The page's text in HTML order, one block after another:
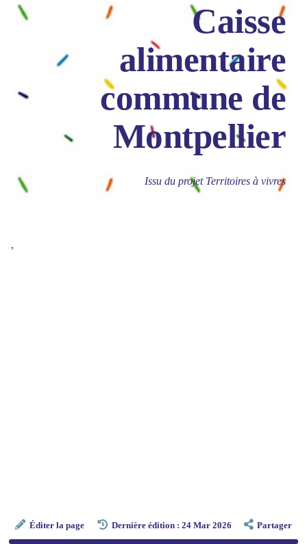
Caisse
alimentaire
commune de
Montpellier
Issu du projet Territoires à vivres
,
Éditer la page Dernière édition : 24 Mar 2026 Partager